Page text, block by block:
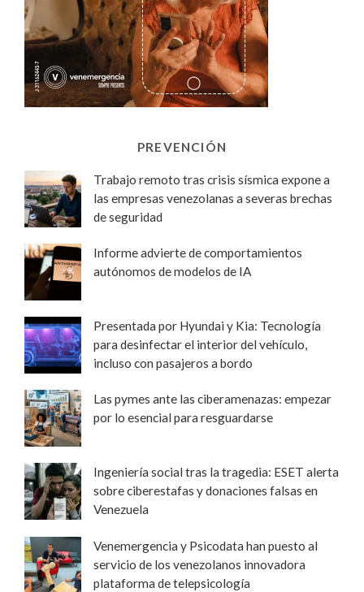
PREVENCIÓN
Trabajo remoto tras crisis sísmica expone a
las empresas venezolanas a severas brechas
de seguridad
Informe advierte de comportamientos
autónomos de modelos de IA
Presentada por Hyundai y Kia: Tecnología
para desinfectar el interior del vehículo,
incluso con pasajeros a bordo
Las pymes ante las ciberamenazas: empezar
por lo esencial para resguardarse
Ingeniería social tras la tragedia: ESET alerta
sobre ciberestafas y donaciones falsas en
Venezuela
Venemergencia y Psicodata han puesto al
servicio de los venezolanos innovadora
plataforma de telepsicología